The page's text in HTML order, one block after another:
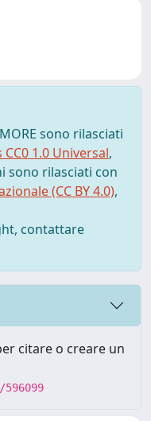
sono rilasciati
1.0 Universal,
sono rilasciati con
(CC BY 4.0),
contattare
citare o creare un